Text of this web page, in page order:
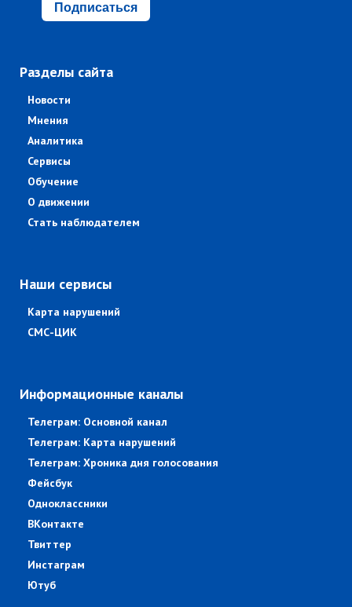
Подписаться
Разделы сайта
Новости
Мнения
Аналитика
Сервисы
Обучение
О движении
Стать наблюдателем
Наши сервисы
Карта нарушений
СМС-ЦИК
Информационные каналы
Телеграм: Основной канал
Телеграм: Карта нарушений
Телеграм: Хроника дня голосования
Фейсбук
Одноклассники
ВКонтакте
Твиттер
Инстаграм
Ютуб